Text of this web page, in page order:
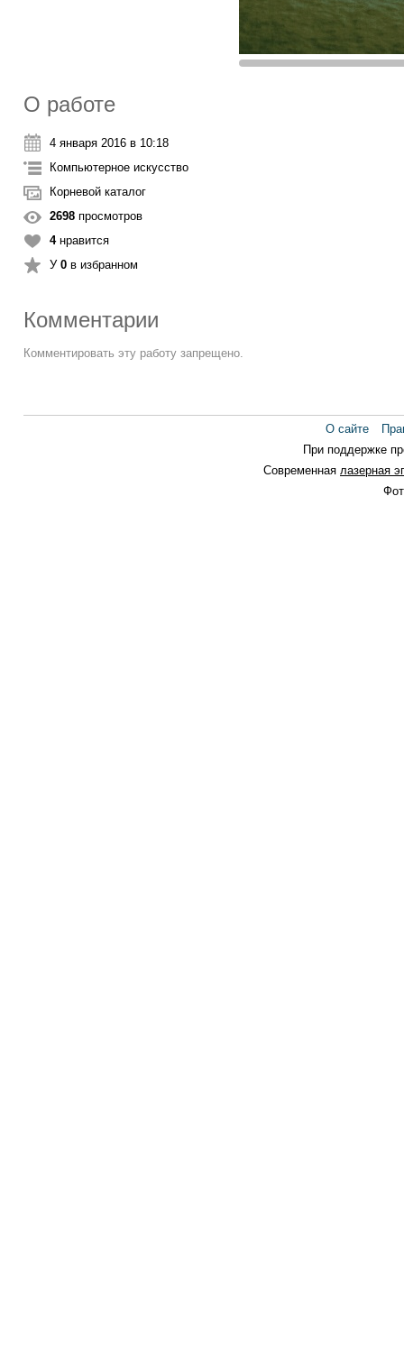
О работе
4 января 2016 в 10:18
Компьютерное искусство
Корневой каталог
2698 просмотров
4нравится
У 0 в избранном
Комментарии
Комментировать эту работу запрещено.
О сайте
При поддержке
Современная лазерная